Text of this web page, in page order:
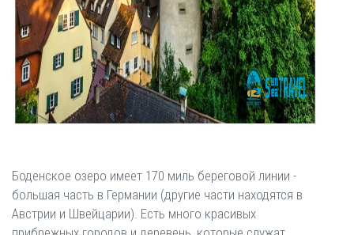
Боденское озеро имеет 170 миль береговой линии -
большая часть в Германии (другие части находятся в
Австрии и Швейцарии). Есть много красивых